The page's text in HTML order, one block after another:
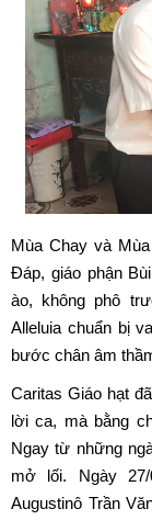
Mùa Chay và
Đáp, giáo phận
ào, không phô
Alleluia chuẩn bị
bước chân âm
Caritas Giáo hạt
lời ca, mà bằng
Ngay từ những
mở lối. Ngày
Augustinô Trần